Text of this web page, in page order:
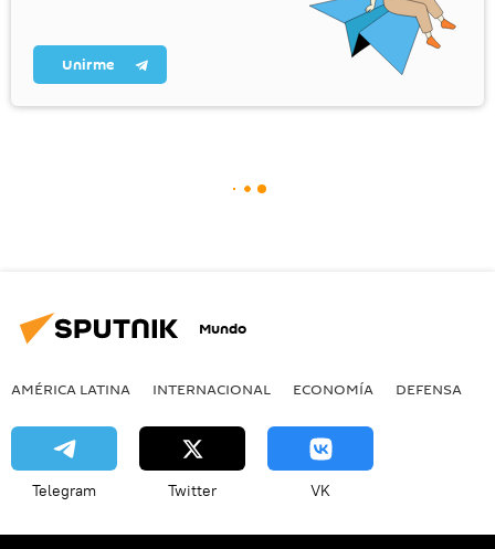
Unirme
Mundo
AMÉRICA LATINA INTERNACIONAL ECONOMÍA DEFENSA
Telegram Twitter VK